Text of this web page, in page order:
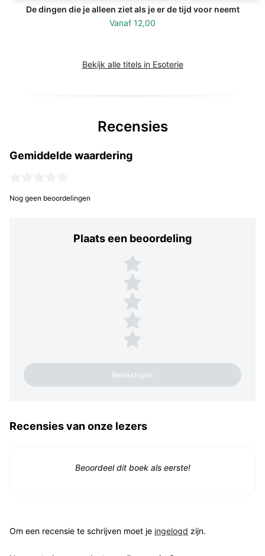
De dingen die je alleen ziet als je er de tijd voor neemt
Vanaf 12,00
Bekijk alle titels in Esoterie
Recensies
Gemiddelde waardering
Nog geen beoordelingen
Plaats een beoordeling
Plaats een beoordeling
5 sterren
4 sterren
3 sterren
2 sterren
1 ster
Recensies van onze lezers
Beoordeel dit boek als eerste!
Om een recensie te schrijven moet je ingelogd zijn.